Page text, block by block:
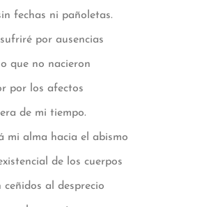
fechas ni pañoletas.
por ausencias
que no nacieron
por los afectos
de mi tiempo.
mi alma hacia el abismo
de los cuerpos
ceñidos al desprecio